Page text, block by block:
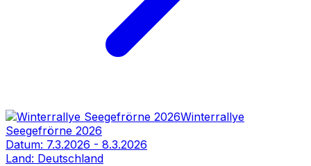
Winterrallye
Seegefrörne 2026
Datum: 7.3.2026 - 8.3.2026
Land: Deutschland